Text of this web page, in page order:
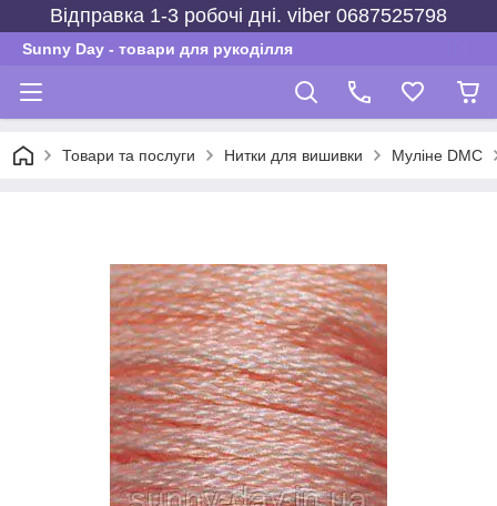
Відправка 1-3 робочі дні. viber 0687525798
Sunny Day - товари для рукоділля
Товари та послуги Нитки для вишивки Муліне DMC